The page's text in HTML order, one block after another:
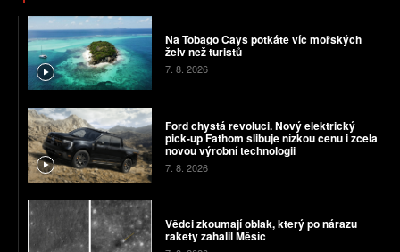
Na Tobago Cays potkáte víc mořských
želv než turistů
7. 8. 2026
Ford chystá revoluci. Nový elektrický
pick-up Fathom slibuje nízkou cenu i zcela
novou výrobní technologii
7. 8. 2026
Vědci zkoumají oblak, který po nárazu
rakety zahalil Měsíc